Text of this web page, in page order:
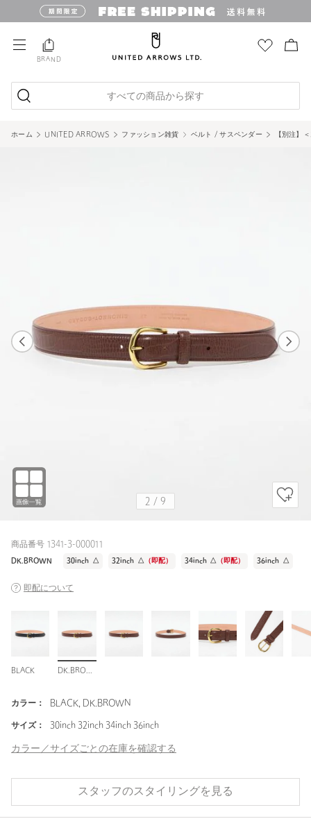
BRAND
すべての商品から探す
ホーム UNITED ARROWS ファッション雑貨 ベルト / サスペンダー 【別注】
2 / 9
商品番号 1341-3-000011
DK.BROWN 30inch △ 32inch △ （即配） 34inch △ （即配） 36inch △
即配について
BLACK
カラー： BLACK, DK.BROWN
サイズ： 30inch 32inch 34inch 36inch
カラー／サイズごとの在庫を確認する
スタッフのスタイリングを見る